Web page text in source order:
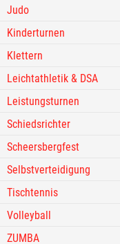
Judo
Kinderturnen
Klettern
Leichtathletik & DSA
Leistungsturnen
Schiedsrichter
Scheersbergfest
Selbstverteidigung
Tischtennis
Volleyball
ZUMBA